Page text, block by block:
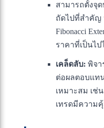
สามารถตั้งจุ
ถัดไปที่สำคัญ
Fibonacci
ราคาที่เป็นไป
เคล็ดลับ: พิจา
ต่อผลตอบแทน
เหมาะสม เช่
เทรดมีความ